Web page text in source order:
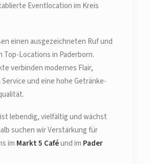
Eventlocation im Kreis
einen ausgezeichneten Ruf und
Top-Locations in Paderborn.
verbinden modernes Flair,
und eine hohe Getränke-
lebendig, vielfältig und wächst
suchen wir Verstärkung für
im Markt 5 Caféund im Pader